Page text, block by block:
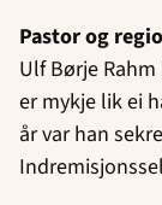
Pastor og
Ulf Børje
er mykje lik ei
år var han